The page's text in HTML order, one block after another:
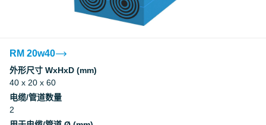
RM 20w40
外形尺寸 WxHxD (mm)
40 x 20 x 60
电缆/管道数量
2